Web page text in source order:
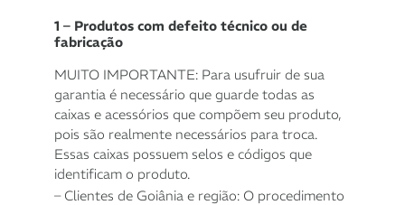
1 – Produtos com defeito técnico ou de
fabricação
MUITO IMPORTANTE: Para usufruir de sua
garantia é necessário que guarde todas as
caixas e acessórios que compõem seu produto,
pois são realmente necessários para troca.
Essas caixas possuem selos e códigos que
identificam o produto.
– Clientes de Goiânia e região: O procedimento